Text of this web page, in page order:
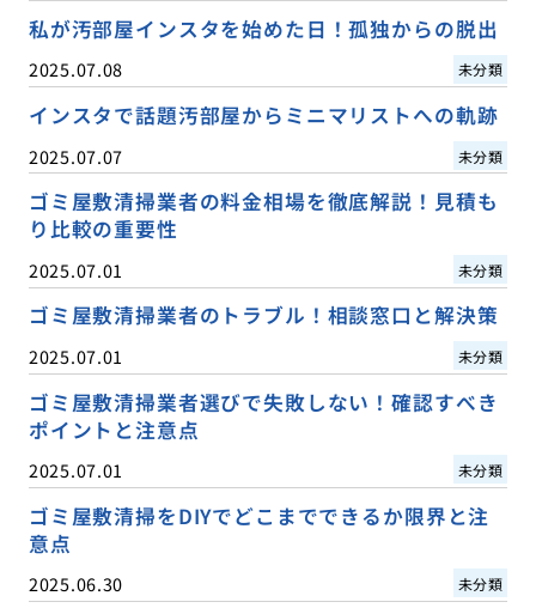
私が汚部屋インスタを始めた日！孤独からの脱出
2025.07.08 未分類
インスタで話題汚部屋からミニマリストへの軌跡
2025.07.07 未分類
ゴミ屋敷清掃業者の料金相場を徹底解説！見積も
り比較の重要性
2025.07.01 未分類
ゴミ屋敷清掃業者のトラブル！相談窓口と解決策
2025.07.01 未分類
ゴミ屋敷清掃業者選びで失敗しない！確認すべき
ポイントと注意点
2025.07.01 未分類
ゴミ屋敷清掃をDIYでどこまでできるか限界と注
意点
2025.06.30 未分類